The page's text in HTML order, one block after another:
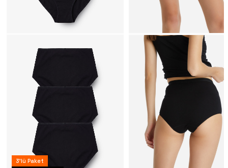
3'lü Paket